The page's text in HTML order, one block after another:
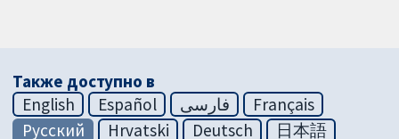
Также доступно в
English
Español فارسی
Français
Русский
Hrvatski Deutsch
日本語